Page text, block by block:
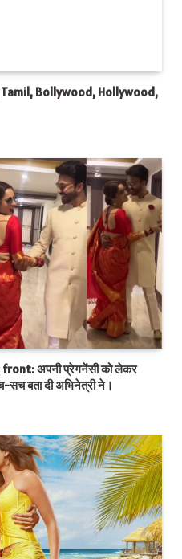
Bollywood, Hollywood,
अपनी प्रेगनेंसी को लेकर
बता दी अभिनेत्री ने।